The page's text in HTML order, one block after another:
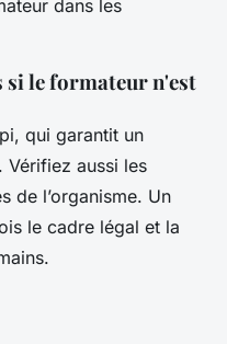
dans les
si le formateur n'est
qui garantit un
Vérifiez aussi les
de l’organisme. Un
le cadre légal et la